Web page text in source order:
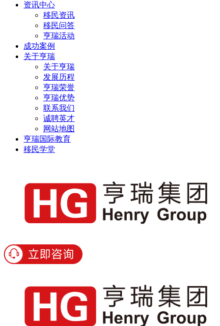
资讯中心
移民资讯
移民问答
亨瑞活动
成功案例
关于亨瑞
关于亨瑞
发展历程
亨瑞荣誉
亨瑞优势
联系我们
诚聘英才
网站地图
亨瑞国际教育
移民学堂